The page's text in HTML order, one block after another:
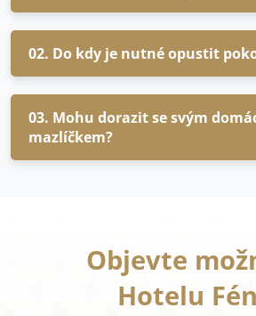
02. Do kdy je nutné opustit
03. Mohu dorazit se svým
mazlíčkem?
Objevte
Hotelu